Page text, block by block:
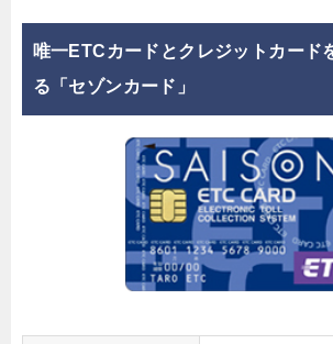
唯一ETCカードとクレジットカード
る「セゾンカード」